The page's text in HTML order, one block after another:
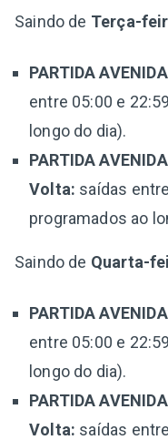
Saindo de Terça-
PARTIDA
entre 05:00 e
longo do dia).
PARTIDA
Volta: saídas
programados ao
Saindo de Quarta-
PARTIDA
entre 05:00 e
longo do dia).
PARTIDA
Volta: saídas